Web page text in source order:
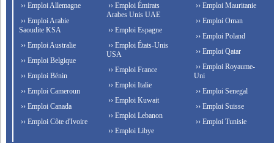
›› Emploi Allemagne
›› Emploi Arabie
Saoudite KSA
›› Emploi Australie
›› Emploi Belgique
›› Emploi Bénin
›› Emploi Cameroun
›› Emploi Canada
›› Emploi Côte d'Ivoire
›› Emploi Émirats
Arabes Unis UAE
›› Emploi Espagne
›› Emploi États-Unis
USA
›› Emploi France
›› Emploi Italie
›› Emploi Kuwait
›› Emploi Lebanon
›› Emploi Libye
›› Emploi Mauritanie
›› Emploi Oman
›› Emploi Poland
›› Emploi Qatar
›› Emploi Royaume-
Uni
›› Emploi Senegal
›› Emploi Suisse
›› Emploi Tunisie